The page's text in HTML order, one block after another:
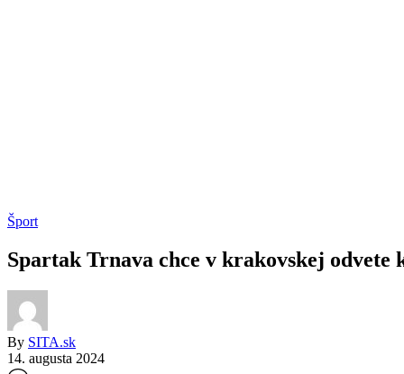
Šport
Spartak Trnava chce v krakovskej
By SITA.sk
14. augusta 2024